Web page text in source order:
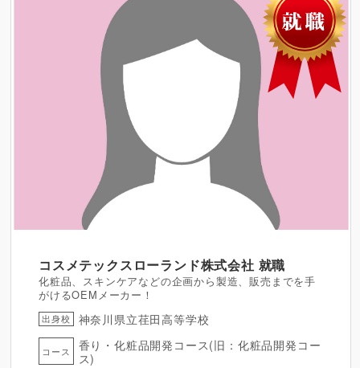
コスメテックスローランド株式会社 就職
化粧品、スキンケアなどの企画から製造、販売までを手
がけるOEMメーカー！
出身校 神奈川県立荏田高等学校
コース
香り・化粧品開発コース(旧：化粧品開発コー
ス)